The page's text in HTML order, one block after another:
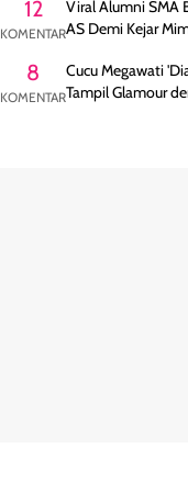
12
KOMENTAR
Viral Alumni SMA
AS Demi Kejar
8
KOMENTAR
Cucu Megawati
Tampil Glamour